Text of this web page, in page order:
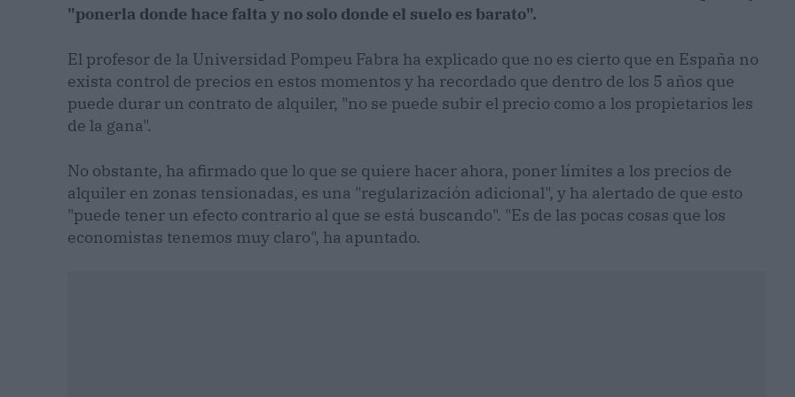
"ponerla donde hace falta y no solo donde el suelo es barato".
El profesor de la Universidad Pompeu Fabra ha explicado que no es cierto que en España no
exista control de precios en estos momentos y ha recordado que dentro de los 5 años que
puede durar un contrato de alquiler, "no se puede subir el precio como a los propietarios les
de la gana".
No obstante, ha afirmado que lo que se quiere hacer ahora, poner límites a los precios de
alquiler en zonas tensionadas, es una "regularización adicional", y ha alertado de que esto
"puede tener un efecto contrario al que se está buscando". "Es de las pocas cosas que los
economistas tenemos muy claro", ha apuntado.